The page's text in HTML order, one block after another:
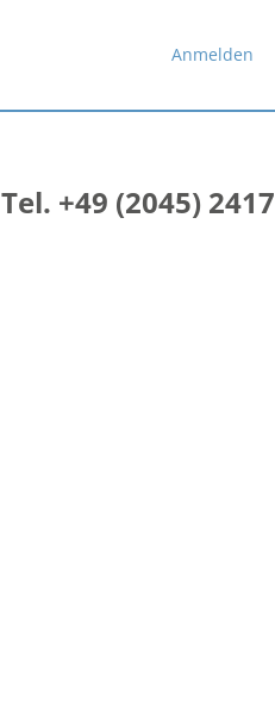
Anmelden
Tel. +49 (2045) 2417